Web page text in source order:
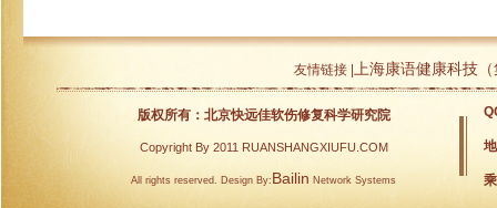
友情链接 | 上海康语健康科技
版权所有：北京快远佳软伤修复科学研究院
Copyright By 2011 RUANSHANGXIUFU.COM
All rights reserved. Design By: Bailin Network Systems